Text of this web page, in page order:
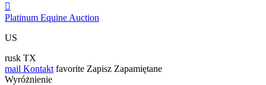

Platinum Equine Auction
US
rusk TX
mail Kontakt favorite Zapisz Zapamiętane
Wyróżnienie